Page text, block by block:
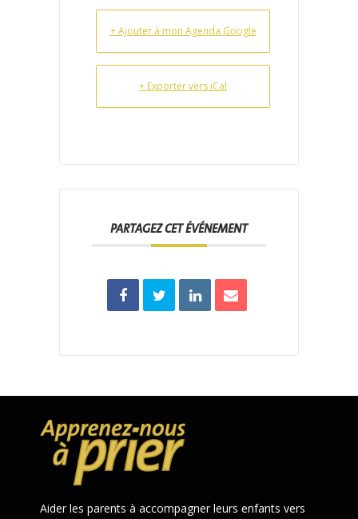
+ Ajouter à mon Agenda Google
+ Exporter vers iCal
PARTAGEZ CET ÉVÉNEMENT
Aider les parents à accompagner leurs enfants vers